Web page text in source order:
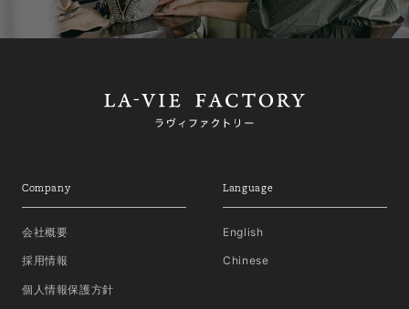
Company
会社概要
採用情報
個人情報保護方針
Language
English
Chinese